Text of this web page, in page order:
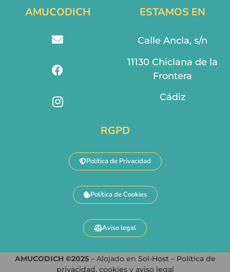
AMUCODICH ESTAMOS EN
Calle Ancla, s/n
11130 Chiclana de la
Frontera
Cádiz
RGPD
Política de Privacidad
Política de Cookies
Aviso legal
AMUCODICH ©2025– Alojado en Sol-Host – Política de
privacidad, cookiesy aviso legal